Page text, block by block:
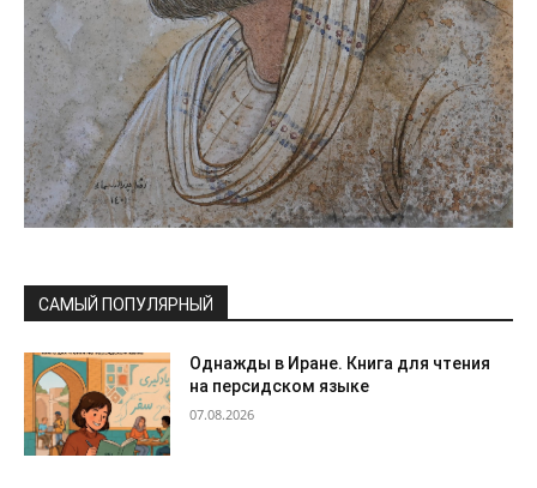
САМЫЙ ПОПУЛЯРНЫЙ
Однажды в Иране. Книга для чтения
на персидском языке
07.08.2026